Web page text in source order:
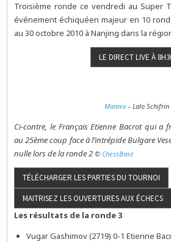
Troisième ronde ce vendredi au Super
événement échiquéen majeur en 10
au 30 octobre 2010 à Nanjing dans la
Mannix– Lalo Schifrin
Ci-contre, le Français Etienne Bacrot qui a
au 25ème coup face à l’intrépide Bulgare
nulle lors de la ronde 2©ChessBase
Les résultats de la ronde 3
Vugar Gashimov (2719) 0-1 Etienne